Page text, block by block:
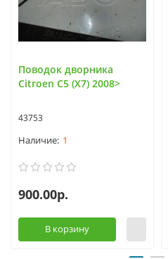
Поводок дворника
Citroen C5 (X7) 2008>
43753
1
900.00р.
В корзину